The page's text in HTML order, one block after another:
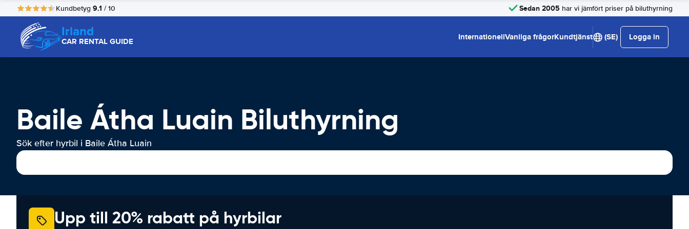
Kundbetyg 9.1 / 10 Sedan 2005 har vi jämfört priser på biluthyrning
Irland
CAR RENTAL GUIDE InternationellVanliga frågorKundtjänst (SE) Logga in
Baile Átha Luain Biluthyrning
Sök efter hyrbil i Baile Átha Luain
Upp till 20% rabatt på hyrbilar